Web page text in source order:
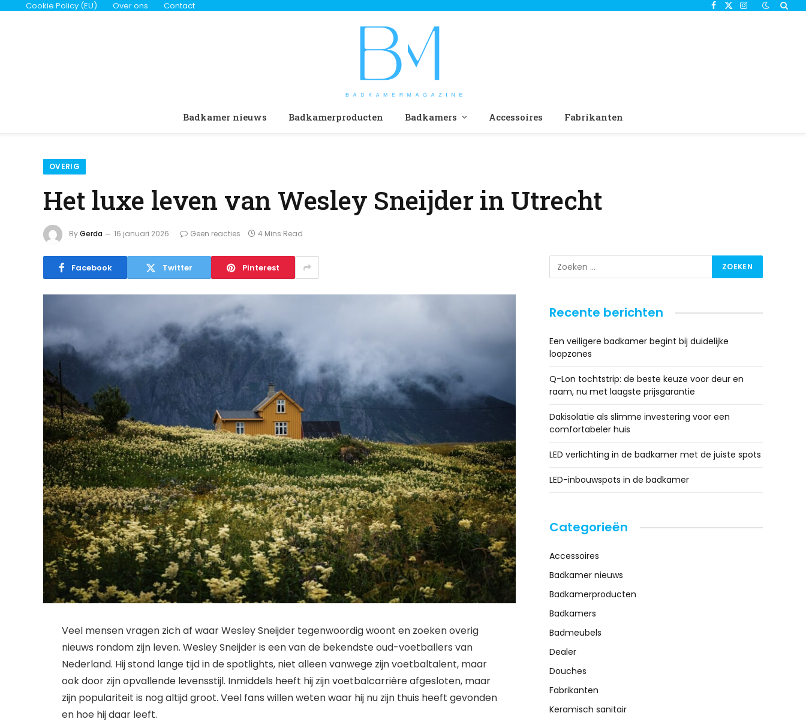
Cookie Policy (EU) Over ons Contact Facebook
X
Instagram
Badkamer nieuws Badkamerproducten Badkamers Accessoires Fabrikanten
OVERIG
Het luxe leven van Wesley Sneijder in Utrecht
ByGerda 16 januari 2026 Geen reacties 4 Mins Read
Facebook Twitter Pinterest
Veel mensen vragen zich af waar Wesley Sneijder tegenwoordig woont en zoeken overig
nieuws rondom zijn leven. Wesley Sneijder is een van de bekendste oud-voetballers van
Nederland. Hij stond lange tijd in de spotlights, niet alleen vanwege zijn voetbaltalent, maar
ook door zijn opvallende levensstijl. Inmiddels heeft hij zijn voetbalcarrière afgesloten, maar
zijn populariteit is nog altijd groot. Veel fans willen weten waar hij nu zijn thuis heeft gevonden
en hoe hij daar leeft.
Recente berichten
Een veiligere badkamer begint bij duidelijke
loopzones
Q-Lon tochtstrip: de beste keuze voor deur en
raam, nu met laagste prijsgarantie
Dakisolatie als slimme investering voor een
comfortabeler huis
LED verlichting in de badkamer met de juiste spots
LED-inbouwspots in de badkamer
Categorieën
Accessoires
Badkamer nieuws
Badkamerproducten
Badkamers
Badmeubels
Dealer
Douches
Fabrikanten
Keramisch sanitair